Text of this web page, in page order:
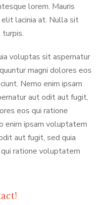
lorem. Mauris
lacinia at. Nulla sit
voluptas sit aspernatur
magni dolores eos
Nemo enim ipsam
aut odit aut fugit,
eos qui ratione
enim ipsam voluptatem
aut fugit, sed quia
ratione voluptatem